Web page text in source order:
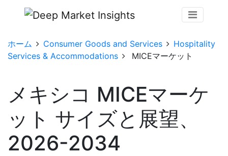
ホーム Consumer Goods and Services
Hospitality
Services & Accommodations
MICEマーケット
メキシコ MICEマーケ
ット サイズと展望、
2026-2034